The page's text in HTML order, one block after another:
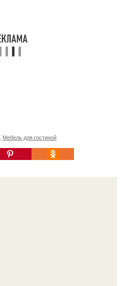
Мебель для гостиной